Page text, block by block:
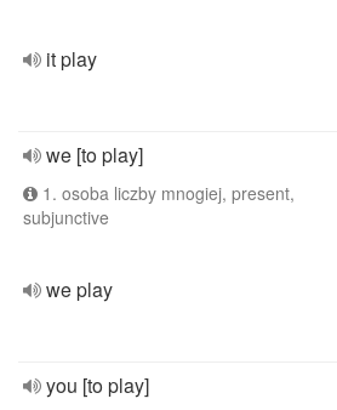
it play
we [to play]
1. osoba liczby mnogiej, present,
subjunctive
we play
you [to play]